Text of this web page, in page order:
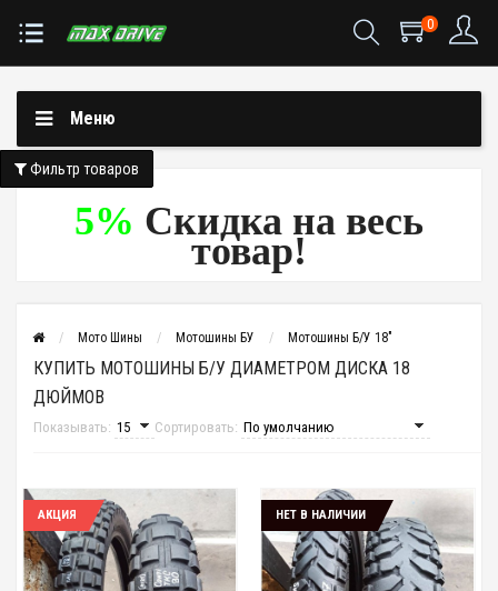
0
Меню
5% Скидка на весь
товар!
Мото Шины Мотошины БУ Мотошины Б/У 18"
КУПИТЬ МОТОШИНЫ Б/У ДИАМЕТРОМ ДИСКА 18
ДЮЙМОВ
Показывать: Сортировать:
АКЦИЯ НЕТ В НАЛИЧИИ
Фильтр товаров